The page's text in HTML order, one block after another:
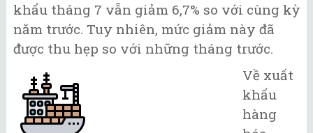
khẩu tháng 7 vẫn giảm 6,7% so với cùng kỳ
năm trước. Tuy nhiên, mức giảm này đã
được thu hẹp so với những tháng trước.
Về xuất
khẩu
hàng